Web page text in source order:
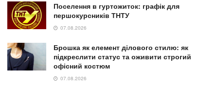
Поселення в гуртожиток: графік для
першокурсників ТНТУ
07.08.2026
Брошка як елемент ділового стилю: як
підкреслити статус та оживити строгий
офісний костюм
07.08.2026